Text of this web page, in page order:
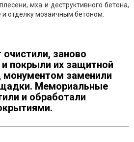
мха и деструктивного бетона,
отделку мозаичным бетоном.
заново
покрыли их защитной
монументом заменили
Мемориальные
и обработали